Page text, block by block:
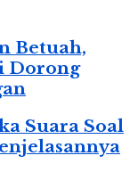
Betuah,
Dorong
Suara Soal